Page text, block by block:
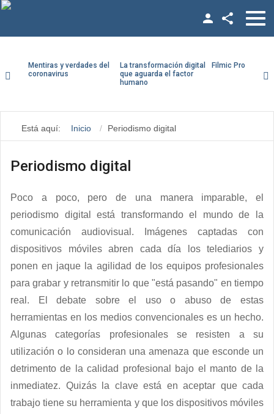
YouTube
LinkedIn
Vimeo
Mentiras y verdades del
coronavirus
La transformación digital
que aguarda el factor
humano
Filmic Pro paso a
Está aquí: Inicio Periodismo digital
Periodismo digital
Poco a poco, pero de una manera imparable, el
periodismo digital está transformando el mundo de la
comunicación audiovisual. Imágenes captadas con
dispositivos móviles abren cada día los telediarios y
ponen en jaque la agilidad de los equipos profesionales
para grabar y retransmitir lo que "está pasando" en tiempo
real. El debate sobre el uso o abuso de estas
herramientas en los medios convencionales es un hecho.
Algunas categorías profesionales se resisten a su
utilización o lo consideran una amenaza que esconde un
detrimento de la calidad profesional bajo el manto de la
inmediatez. Quizás la clave está en aceptar que cada
trabajo tiene su herramienta y que los dispositivos móviles
Contraseña
Recuérdeme
¿Recordar usuario?